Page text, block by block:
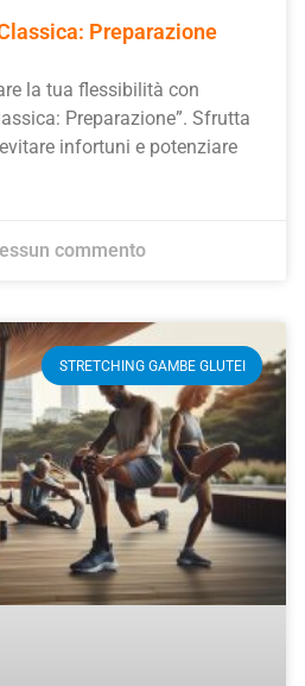
Preparazione
la tua flessibilità con
Preparazione”. Sfrutta
infortuni e potenziare
commento
STRETCHING GAMBE GLUTEI